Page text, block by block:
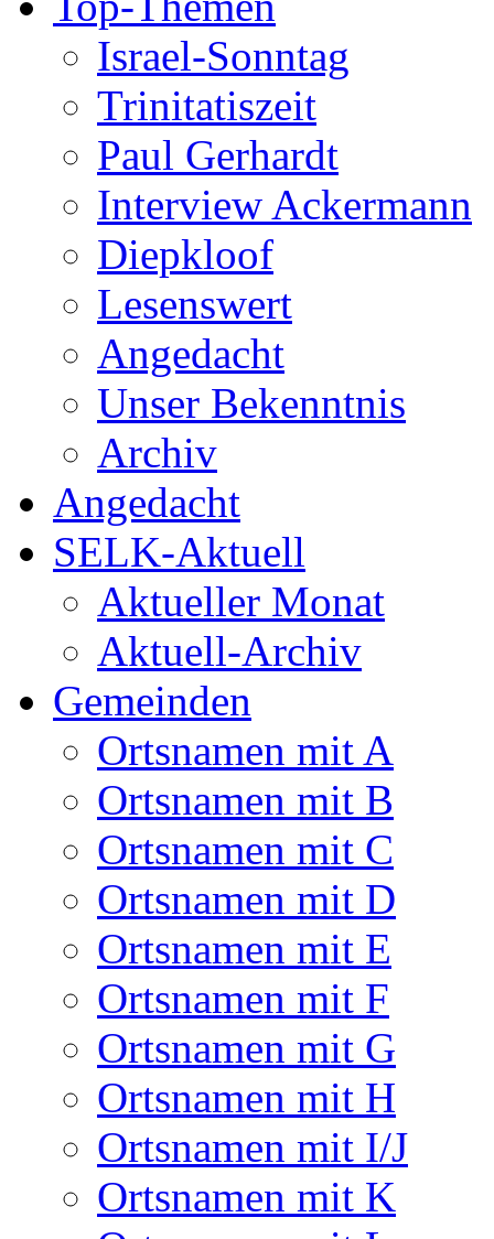
Israel-Sonntag
Trinitatiszeit
Paul Gerhardt
Interview Ackermann
Diepkloof
Lesenswert
Angedacht
Unser Bekenntnis
Archiv
Angedacht
SELK-Aktuell
Aktueller Monat
Aktuell-Archiv
Gemeinden
Ortsnamen mit A
Ortsnamen mit B
Ortsnamen mit C
Ortsnamen mit D
Ortsnamen mit E
Ortsnamen mit F
Ortsnamen mit G
Ortsnamen mit H
Ortsnamen mit I/J
Ortsnamen mit K